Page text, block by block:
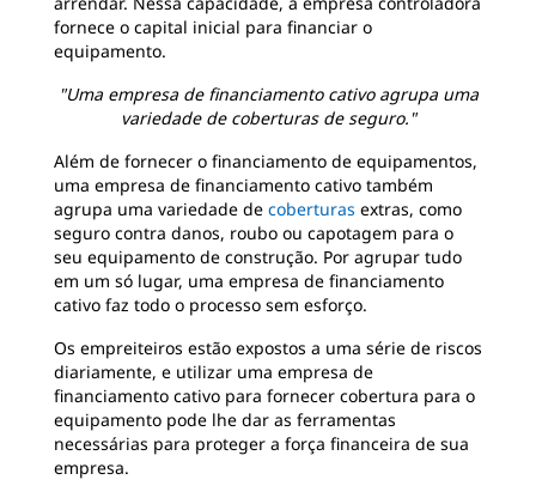
fornece o capital inicial para financiar o
equipamento.
"Uma empresa de financiamento cativo agrupa uma
variedade de coberturas de seguro."
Além de fornecer o financiamento de equipamentos,
uma empresa de financiamento cativo também
agrupa uma variedade de coberturas extras, como
seguro contra danos, roubo ou capotagem para o
seu equipamento de construção. Por agrupar tudo
em um só lugar, uma empresa de financiamento
cativo faz todo o processo sem esforço.
Os empreiteiros estão expostos a uma série de riscos
diariamente, e utilizar uma empresa de
financiamento cativo para fornecer cobertura para o
equipamento pode lhe dar as ferramentas
necessárias para proteger a força financeira de sua
empresa.